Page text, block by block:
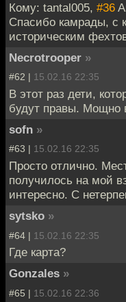
Кому: tantal005, #36
Спасибо камрады, с
историческим
Necrotrooper »
#62 | 15.02.16 22:35
В этот раз дети,
будут правы. Мощно
sofn »
#63 | 15.02.16 22:35
Просто отлично.
получилось на мой
интересно. С
sytsko »
#64 | 15.02.16 22:35
Где карта?
Gonzales »
#65 | 15.02.16 22:36